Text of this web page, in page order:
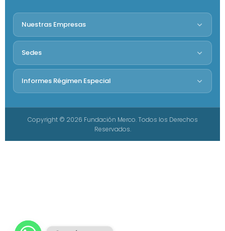
Nuestras Empresas
Sedes
Informes Régimen Especial
Copyright © 2026 Fundación Merco. Todos los Derechos
Reservados.